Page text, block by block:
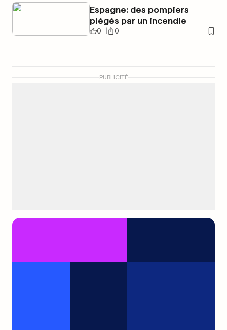
Espagne: des pompiers
piégés par un incendie
0 0
PUBLICITÉ